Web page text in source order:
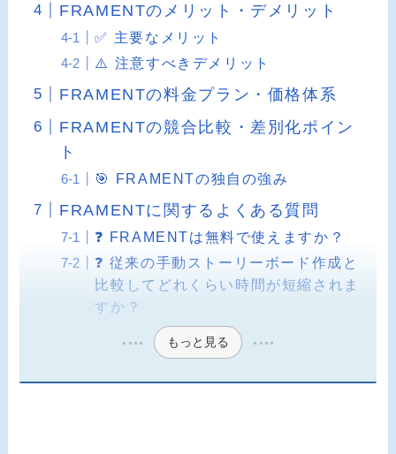
FRAMENTのメリット・デメリット
✅ 主要なメリット
⚠️ 注意すべきデメリット
FRAMENTの料金プラン・価格体系
FRAMENTの競合比較・差別化ポイン
ト
🎯 FRAMENTの独自の強み
FRAMENTに関するよくある質問
❓ FRAMENTは無料で使えますか？
❓ 従来の手動ストーリーボード作成と
比較してどれくらい時間が短縮されま
すか？
もっと見る